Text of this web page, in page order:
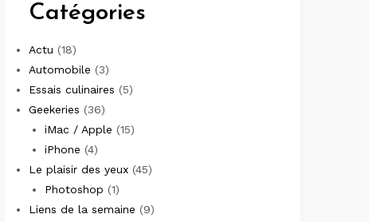
Catégories
Actu (18)
Automobile (3)
Essais culinaires (5)
Geekeries (36)
iMac / Apple (15)
iPhone (4)
Le plaisir des yeux (45)
Photoshop (1)
Liens de la semaine (9)